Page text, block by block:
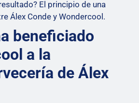
El principio de una
Álex Conde y Wondercool.
beneficiado
a la
de Álex